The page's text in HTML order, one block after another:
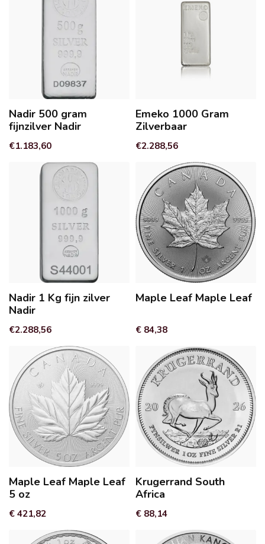
Nadir 500 gram
fijnzilver Nadir
€1.183,60
Emeko 1000 Gram
Zilverbaar
€2.288,56
Nadir 1 Kg fijn zilver
Nadir
€2.288,56
Maple Leaf Maple Leaf
€ 84,38
Maple Leaf Maple Leaf
5 oz
€ 421,82
Krugerrand South
Africa
€ 88,14